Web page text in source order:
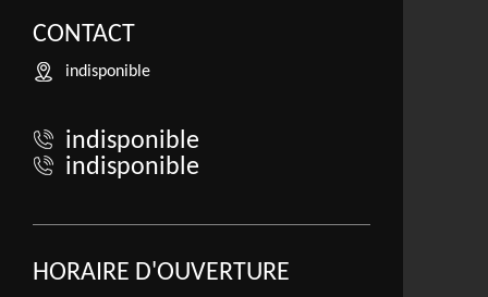
CONTACT
indisponible
indisponible
indisponible
HORAIRE D'OUVERTURE